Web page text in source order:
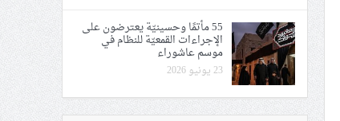
55 مأتمًا وحسينيّة يعترضون على
الإجراءات القمعيّة للنظام في
موسم عاشوراء
23 يونيو 2026